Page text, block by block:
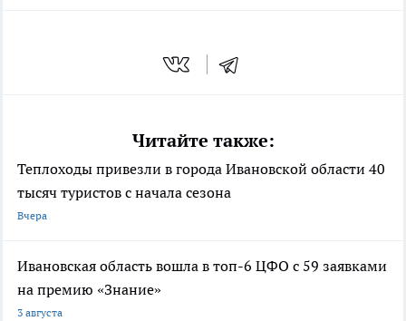
Читайте также:
Теплоходы привезли в города Ивановской области 40
тысяч туристов с начала сезона
Вчера
Ивановская область вошла в топ-6 ЦФО с 59 заявками
на премию «Знание»
3 августа